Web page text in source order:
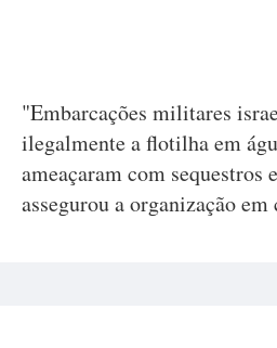
"Embarcações militares
ilegalmente a flotilha em
ameaçaram com sequestros
assegurou a organização